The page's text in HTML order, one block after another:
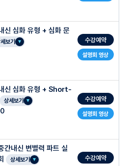
설명회 영상
신 심화 유형 + 심화 문
보기 수강예약
설명회 영상
신 심화 유형 + Short-
상세보기 수강예약
간내신 변별력 파트 실
상세보기 수강예약